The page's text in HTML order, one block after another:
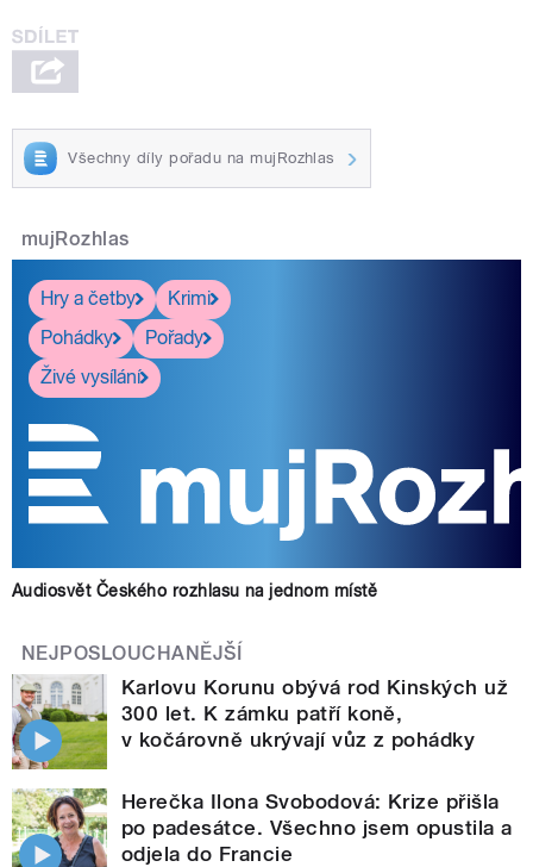
Všechny díly pořadu na mujRozhlas
mujRozhlas
Hry a četby
Krimi
Pohádky
Pořady
Živé vysílání
Audiosvět Českého rozhlasu na jednom místě
NEJPOSLOUCHANĚJŠÍ
Karlovu Korunu obývá rod Kinských už
300 let. K zámku patří koně,
v kočárovně ukrývají vůz z pohádky
Herečka Ilona Svobodová: Krize přišla
po padesátce. Všechno jsem opustila a
odjela do Francie